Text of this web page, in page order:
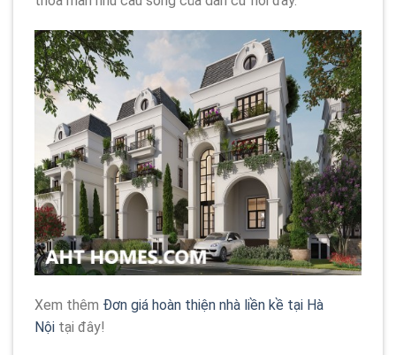
Xem thêm Đơn giá hoàn thiện nhà liền kề tại Hà
Nội tại đây!